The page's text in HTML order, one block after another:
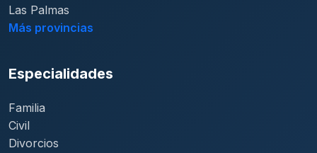
Las Palmas
Más provincias
Especialidades
Familia
Civil
Divorcios